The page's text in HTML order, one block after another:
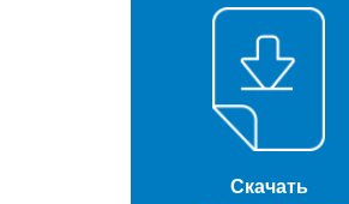
Скачать